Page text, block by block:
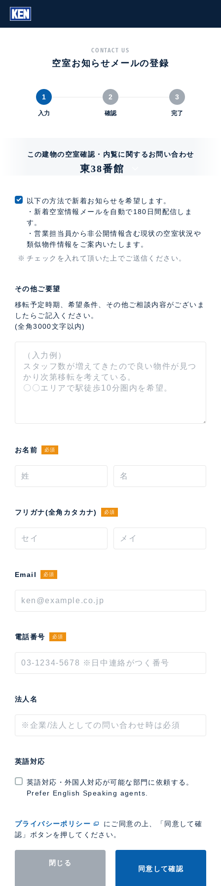
CONTACT US
空室お知らせメールの登録
1
入力
2
確認
3
完了
この建物の空室確認・内覧に関するお問い合わせ
東38番館
以下の方法で新着お知らせを希望します。
・新着空室情報メールを自動で180日間配信しま
す。
・営業担当員から非公開情報含む現状の空室状況や
類似物件情報をご案内いたします。
チェックを入れて頂いた上でご送信ください。
その他ご要望
移転予定時期、希望条件、その他ご相談内容がございま
したらご記入ください。
(全角3000文字以内)
お名前 必須
フリガナ(全角カタカナ) 必須
Email 必須
電話番号 必須
法人名
英語対応
英語対応・外国人対応が可能な部門に依頼する。
Prefer English Speaking agents.
プライバシーポリシー
にご同意の上、「同意して確
認」ボタンを押してください。
閉じる
同意して確認